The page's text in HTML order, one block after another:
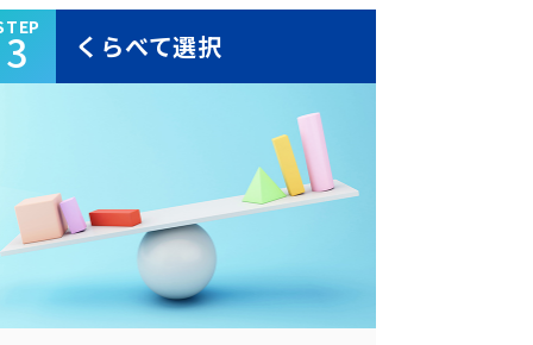
3 くらべて選択